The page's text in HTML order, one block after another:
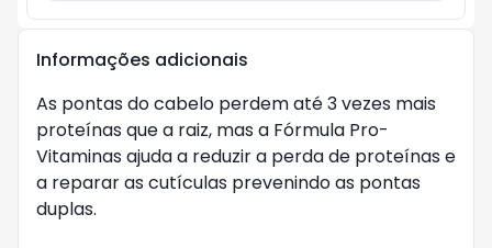
Informações adicionais
As pontas do cabelo perdem até 3 vezes mais
proteínas que a raiz, mas a Fórmula Pro-
Vitaminas ajuda a reduzir a perda de proteínas e
a reparar as cutículas prevenindo as pontas
duplas.